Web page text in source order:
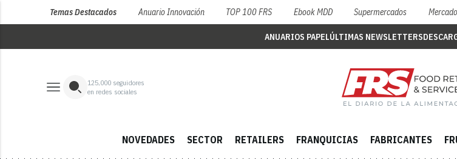
Temas Destacados Anuario Innovación TOP 100 FRS Ebook MDD Supermercados
ANUARIOS PAPELÚLTIMAS NEWSLETTERS
125,000 seguidores
en redes sociales
NOVEDADES SECTOR RETAILERS FRANQUICIAS FABRICANTES